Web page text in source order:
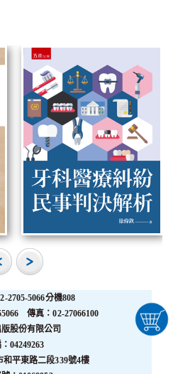
2705-5066分機808
傳真：02-27066100
版股份有限公司
04249263
和平東路二段339號4樓